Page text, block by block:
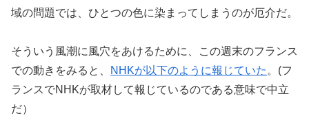
域の問題では、ひとつの色に染まってしまうのが厄介だ。
そういう風潮に風穴をあけるために、この週末のフランス
での動きをみると、
NHKが以下のように報じていた 。(フ
ランスでNHKが取材して報じているのである意味で中立
だ）